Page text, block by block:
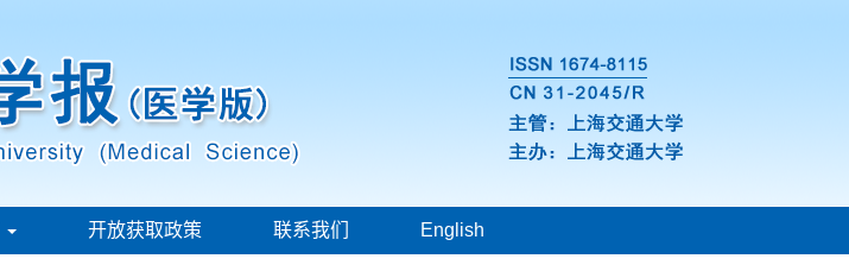
开放获取政策 联系我们 English